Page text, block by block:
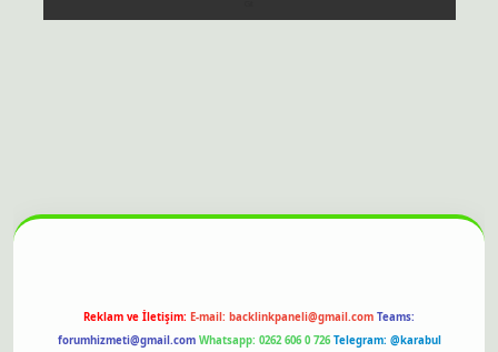
Reklam ve İletişim: E-mail: backlinkpaneli@gmail.com Teams:
forumhizmeti@gmail.com Whatsapp: 0262 606 0 726 Telegram: @karabul